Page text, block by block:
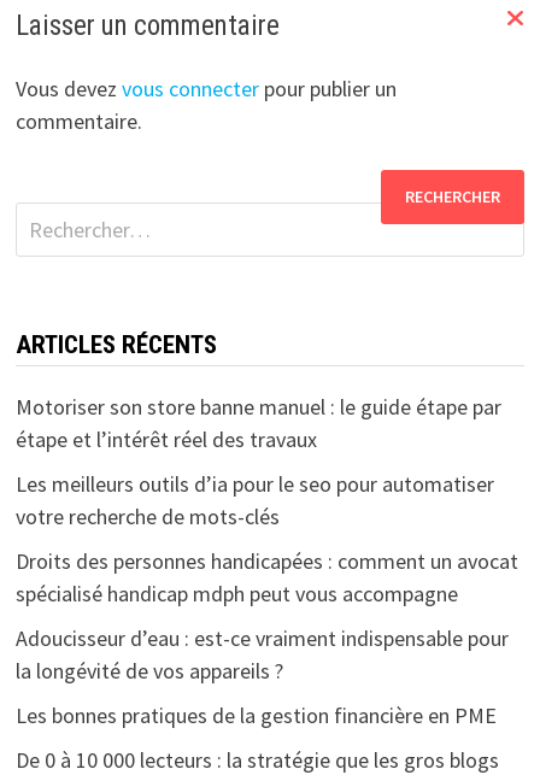
Laisser un commentaire
Vous devez vous connecterpour publier un
commentaire.
ARTICLES RÉCENTS
Motoriser son store banne manuel : le guide étape par
étape et l’intérêt réel des travaux
Les meilleurs outils d’ia pour le seo pour automatiser
votre recherche de mots-clés
Droits des personnes handicapées : comment un avocat
spécialisé handicap mdph peut vous accompagne
Adoucisseur d’eau : est-ce vraiment indispensable pour
la longévité de vos appareils ?
Les bonnes pratiques de la gestion financière en PME
De 0 à 10 000 lecteurs : la stratégie que les gros blogs